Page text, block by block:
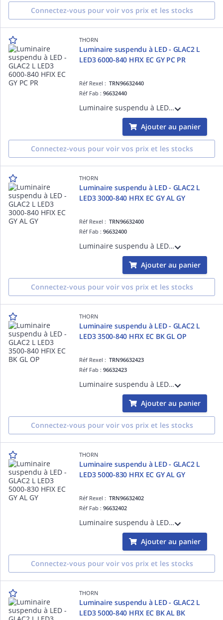
Connectez-vous pour voir vos prix et les stocks
THORN
Luminaire suspendu à LED - GLAC2 L
LED3 6000-840 HFIX EC GY PC PR
Réf Rexel :TRN96632440
Réf Fab :96632440
Luminaire suspendu à LED - GLAC2 L LED3 6000-840 HFIX EC GY PC PR - Câble pour raccordement de luminaires ¿ 2.5 m ¿ 45W ¿ 4000K ¿ IP20 ¿ version DALI
Ajouter au panier
Connectez-vous pour voir vos prix et les stocks
THORN
Luminaire suspendu à LED - GLAC2 L
LED3 3000-840 HFIX EC GY AL GY
Réf Rexel :TRN96632400
Réf Fab :96632400
Luminaire suspendu à LED - GLAC2 L LED3 3000-840 HFIX EC GY AL GY - Câble pour raccordement de luminaires ¿ 2.5 m ¿ 27W ¿ 4000K ¿ IP20 ¿ version DALI
Ajouter au panier
Connectez-vous pour voir vos prix et les stocks
THORN
Luminaire suspendu à LED - GLAC2 L
LED3 3500-840 HFIX EC BK GL OP
Réf Rexel :TRN96632423
Réf Fab :96632423
Luminaire suspendu à LED - GLAC2 L LED3 3500-840 HFIX EC BK GL OP - Câble pour raccordement de luminaires ¿ 2.5 m ¿ 27W ¿ 4000K ¿ IP20 ¿ version DALI
Ajouter au panier
Connectez-vous pour voir vos prix et les stocks
THORN
Luminaire suspendu à LED - GLAC2 L
LED3 5000-830 HFIX EC GY AL GY
Réf Rexel :TRN96632402
Réf Fab :96632402
Luminaire suspendu à LED - GLAC2 L LED3 5000-830 HFIX EC GY AL GY - Câble pour raccordement de luminaires ¿ 2.5 m ¿ 45W ¿ 3000K ¿ IP20 ¿ version DALI
Ajouter au panier
Connectez-vous pour voir vos prix et les stocks
THORN
Luminaire suspendu à LED - GLAC2 L
LED3 5000-840 HFIX EC BK AL BK